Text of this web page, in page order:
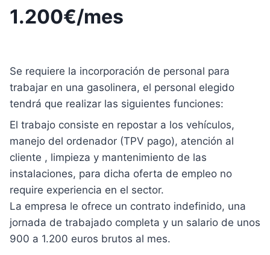
1.200€/mes
Se requiere la incorporación de personal para
trabajar en una gasolinera, el personal elegido
tendrá que realizar las siguientes funciones:
El trabajo consiste en repostar a los vehículos,
manejo del ordenador (TPV pago), atención al
cliente , limpieza y mantenimiento de las
instalaciones, para dicha oferta de empleo no
require experiencia en el sector.
La empresa le ofrece un contrato indefinido, una
jornada de trabajado completa y un salario de unos
900 a 1.200 euros brutos al mes.